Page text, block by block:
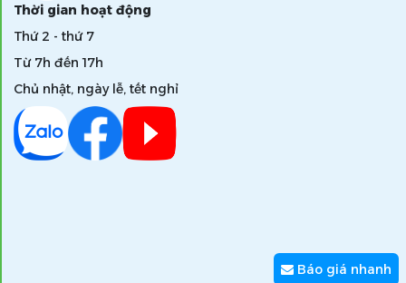
Thời gian hoạt động
Thứ 2 - thứ 7
Từ 7h đến 17h
Chủ nhật, ngày lễ, tết nghỉ
Báo giá nhanh